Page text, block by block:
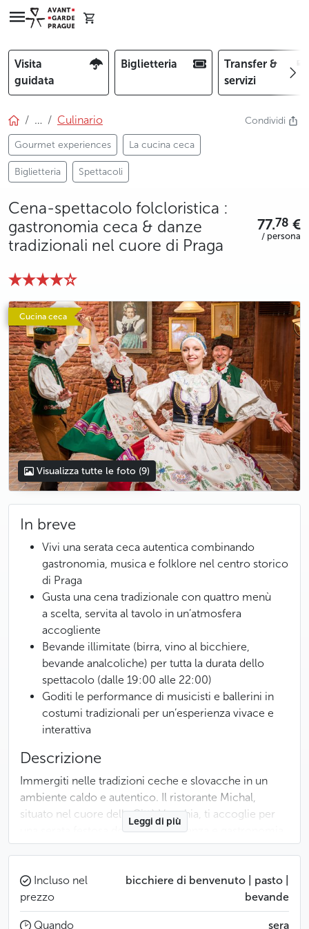
Visita
guidata
Biglietteria
Transfer &
servizi
… Culinario
Gourmet experiences La cucina ceca
Biglietteria Spettacoli
Condividi
Cena-spettacolo folcloristica :
gastronomia ceca & danze
tradizionali nel cuore di Praga
77.78 €
/ persona
Cucina ceca
photo 5
photo 6
photo 7
photo 8
photo 9
Visualizza tutte le foto (9)
In breve
Vivi una serata ceca autentica combinando
gastronomia, musica e folklore nel centro storico
di Praga
Gusta una cena tradizionale con quattro menù
a scelta, servita al tavolo in un’atmosfera
accogliente
Bevande illimitate (birra, vino al bicchiere,
bevande analcoliche) per tutta la durata dello
spettacolo (dalle 19:00 alle 22:00)
Goditi le performance di musicisti e ballerini in
costumi tradizionali per un’esperienza vivace e
interattiva
Descrizione
Immergiti nelle tradizioni ceche e slovacche in un
ambiente caldo e autentico. Il ristorante Michal,
situato nel cuore della Città Vecchia, ti accoglie per
una serata festosa dove musica, danza e gastronomia
si fondono armoniosamente.
All’arrivo, un team sorridente ti accoglie in una sala
rustica e accogliente, tipica delle taverne boeme.
Dalle prime note, la magia ha inizio: i musicisti
Leggi di più
Incluso nel
prezzo
bicchiere di benvenuto | pasto |
bevande
Quando sera